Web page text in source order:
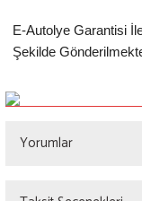
E-Autolye Garantisi
Şekilde
Yorumlar